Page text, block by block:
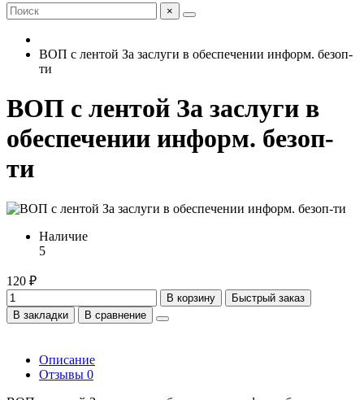
×
ВОП с лентой За заслуги в обеспечении информ. безоп-
ти
ВОП с лентой За заслуги в
обеспечении информ. безоп-
ти
Наличие
5
120 ₽
В корзину
Быстрый заказ
В закладки
В сравнение
Описание
Отзывы 0